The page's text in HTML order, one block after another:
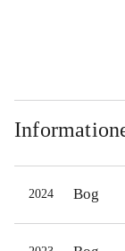
2024 Bog